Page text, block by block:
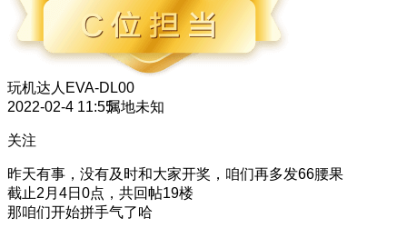
玩机达人 EVA-DL00
2022-02-4 11:55属地未知
关注
昨天有事，没有及时和大家开奖，咱们再多发66腰果
截止2月4日0点，共回帖19楼
那咱们开始拼手气了哈